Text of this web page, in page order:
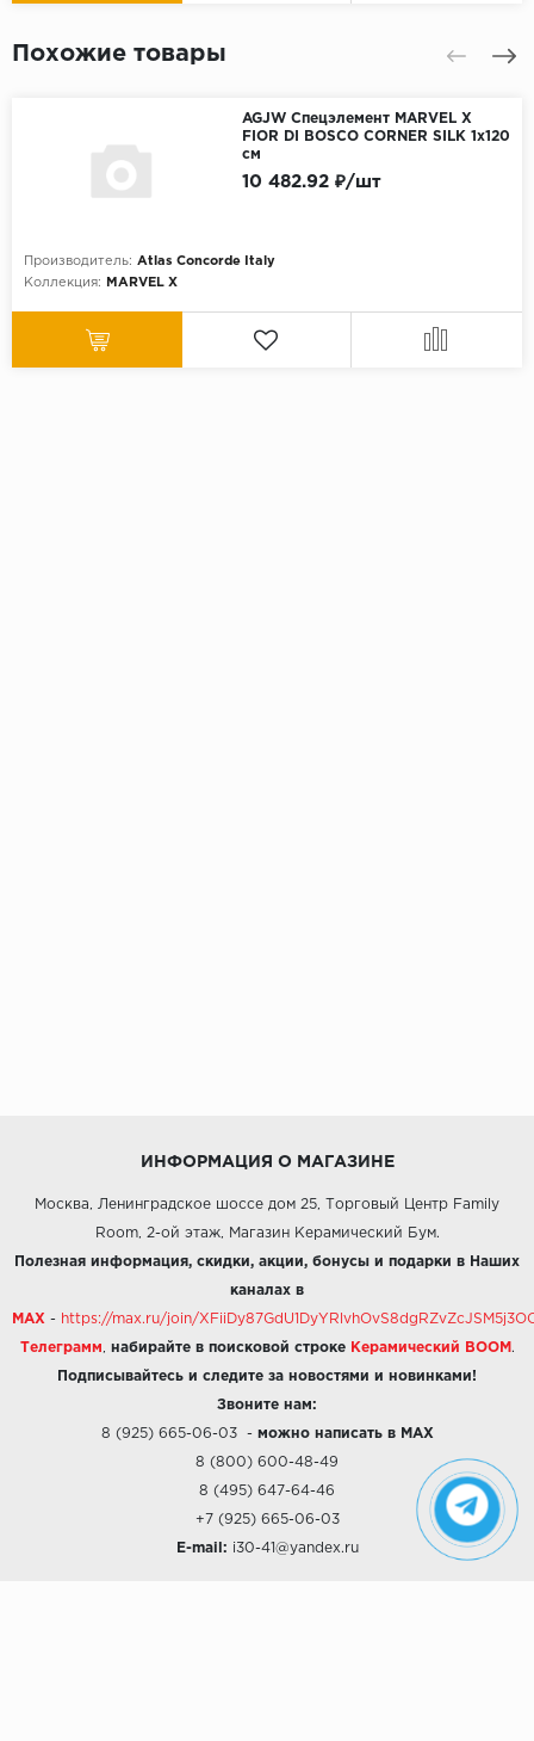
Похожие товары
AGJW Спецэлемент MARVEL X
FIOR DI BOSCO CORNER SILK 1x120
см
Производитель: Atlas Concorde Italy
Коллекция:
MARVEL X
10 482.92 ₽/шт
ИНФОРМАЦИЯ О МАГАЗИНЕ
Москва, Ленинградское шоссе дом 25, Торговый Центр Family
Room, 2-ой этаж, Магазин Керамический Бум.
Полезная информация, скидки, акции, бонусы и подарки в Наших
каналах в
MAX - https://max.ru/join/
Телеграмм набирайте в поисковой строке Керамический BOOM .
Подписывайтесь и следите за новостями и новинками!
Звоните нам:
8 (925) 665-06-03- можно написать в MAX
8 (800) 600-48-49
8 (495) 647-64-46
+7 (925) 665-06-03
E-mail: i30-41@yandex.ru